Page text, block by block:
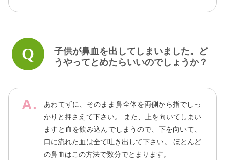
子供が鼻血を出してしまいました。ど
うやってとめたらいいのでしょうか？
あわてずに、そのまま鼻全体を両側から指でしっ
かりと押さえて下さい。 また、上を向いてしまい
ますと血を飲み込んでしまうので、下を向いて、
口に流れた血は全て吐き出して下さい。 ほとんど
の鼻血はこの方法で数分でとまります。